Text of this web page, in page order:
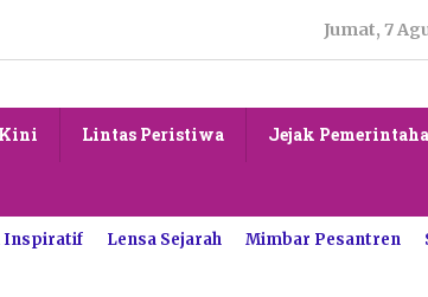
Jumat, 7
Lintas Peristiwa Jejak
Inspiratif Lensa Sejarah Mimbar Pesantren